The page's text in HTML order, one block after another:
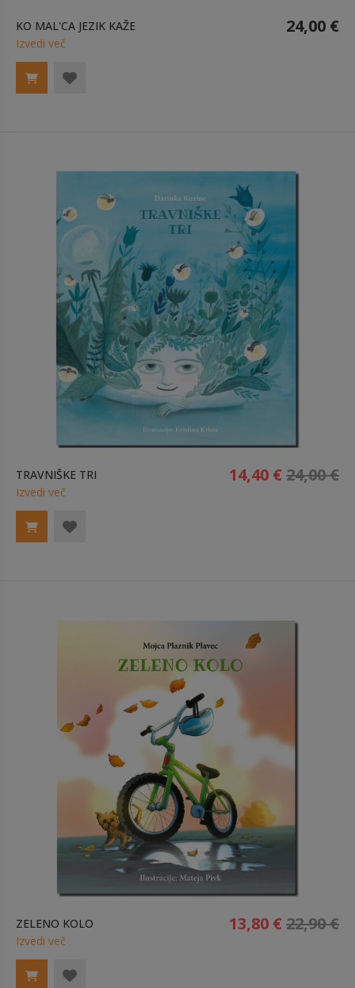
KO MAL'CA JEZIK KAŽE 24,00 €
Izvedi več
TRAVNIŠKE TRI 14,40 € 24,00 €
Izvedi več
ZELENO KOLO 13,80 € 22,90 €
Izvedi več